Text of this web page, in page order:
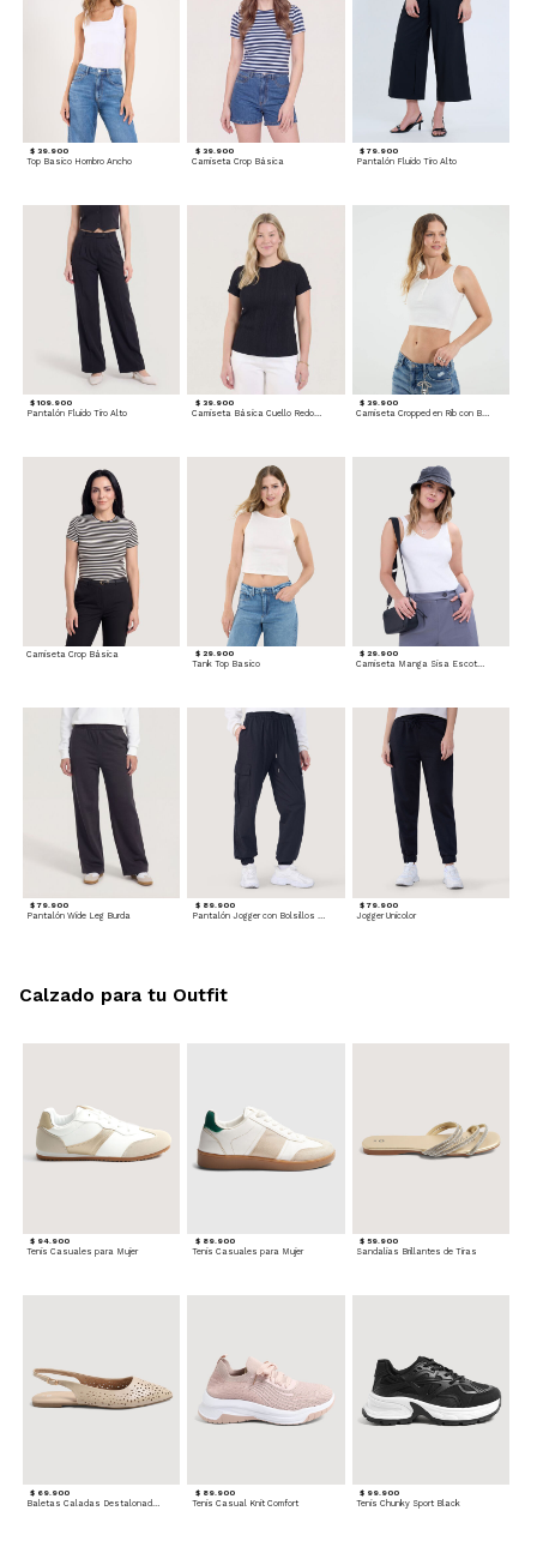
$ 39.900
Top Basico Hombro Ancho
$ 39.900
Camiseta Crop Básica
$ 79.900
Pantalón Fluido Tiro Alto
$ 109.900
Pantalón Fluido Tiro Alto
$ 39.900
Camiseta Básica Cuello Redondo
$ 39.900
Camiseta Crop Básica $ 29.900
Tank Top Basico
$ 29.900
Camiseta Manga Sisa Escotada
$ 79.900
Pantalón Wide Leg Burda
$ 89.900
Pantalón Jogger con Bolsillos Cargo
$ 79.900
Jogger Unicolor
$ 94.900
Tenis Casuales para Mujer
$ 89.900
Tenis Casuales para Mujer
$ 59.900
Sandalias Brillantes de Tiras
$ 69.900
Baletas Caladas Destalonadas
$ 89.900
Tenis Casual Knit Comfort
$ 99.900
Tenis Chunky Sport Black
Calzado para tu Outfit